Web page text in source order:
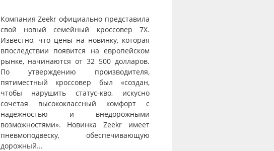
Компания Zeekr официально представила
свой новый семейный кроссовер 7X.
Известно, что цены на новинку, которая
впоследствии появится на европейском
рынке, начинаются от 32 500 долларов.
По утверждению производителя,
пятиместный кроссовер был «создан,
чтобы нарушить статус-кво, искусно
сочетая высококлассный комфорт с
надежностью и внедорожными
возможностями». Новинка Zeekr имеет
пневмоподвеску, обеспечивающую
дорожный...